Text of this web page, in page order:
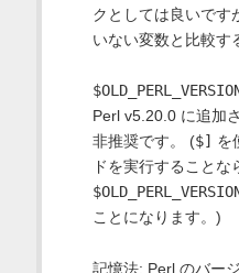
クとしては良いです
いない変数と比較す
Perl v5.20.0 に追加
非推奨です。 ($] を
ドを実行することな
ことになります。)
記憶法: Perl のバー